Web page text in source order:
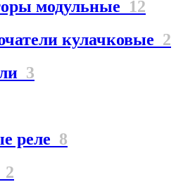
модульные 12
кулачковые 2
3
реле 8
2